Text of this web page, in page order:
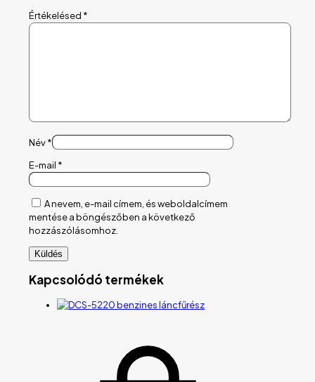
Értékelésed *
Név*
E-mail *
A nevem, e-mail címem, és weboldalcímem
mentése a böngészőben a következő
hozzászólásomhoz.
Kapcsolódó termékek